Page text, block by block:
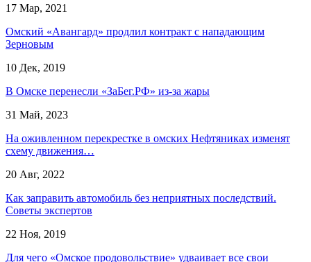
17 Мар, 2021
Омский «Авангард» продлил контракт с нападающим
Зерновым
10 Дек, 2019
В Омске перенесли «ЗаБег.РФ» из-за жары
31 Май, 2023
На оживленном перекрестке в омских Нефтяниках изменят
схему движения…
20 Авг, 2022
Как заправить автомобиль без неприятных последствий.
Советы экспертов
22 Ноя, 2019
Для чего «Омское продовольствие» удваивает все свои